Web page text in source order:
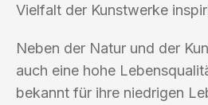
Vielfalt der Kunstwerke
Neben der Natur und der
auch eine hohe
bekannt für ihre niedrigen